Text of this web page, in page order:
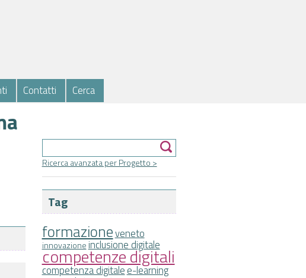
Contatti Cerca
Ricerca avanzata per Progetto >
Tag
formazioneveneto
innovazioneinclusione digitale
competenze digitali
competenza digitalee-learning